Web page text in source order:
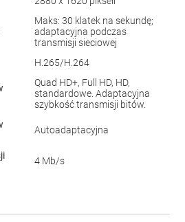
Maks: 30 klatek na sekundę;
adaptacyjna podczas
transmisji sieciowej
H.265/H.264
Quad HD+, Full HD, HD,
standardowe. Adaptacyjna
szybkość transmisji bitów.
Autoadaptacyjna
4 Mb/s